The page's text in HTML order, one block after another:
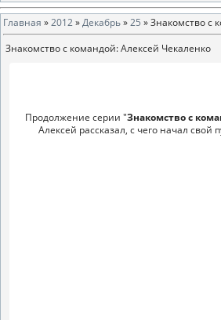
Главная »2012»Декабрь»25 » Знакомство с
Знакомство с командой: Алексей Чекаленко
Продолжение серии "Знакомство с
Алексей рассказал, с чего начал